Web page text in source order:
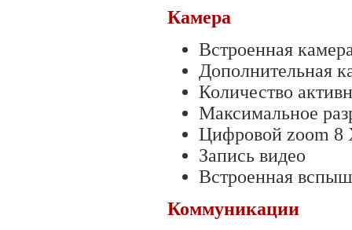
Камера
Встроенная
Дополнительная
Количество
Максимальное
Цифровой zoom 8
Запись видео
Встроенная
Коммуникации